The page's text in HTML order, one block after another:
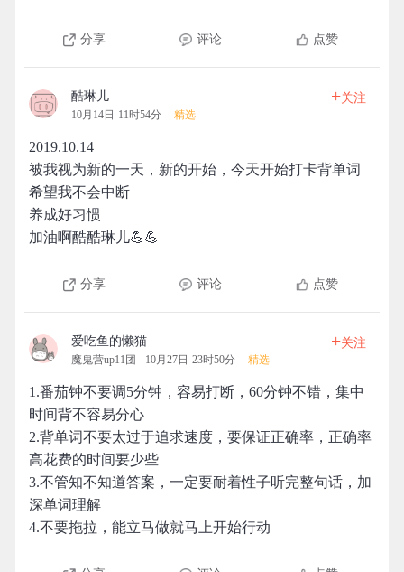
分享 评论 点赞
酷琳儿
10月14日 11时54分 精选
+关注
2019.10.14
被我视为新的一天，新的开始，今天开始打卡背单词
希望我不会中断
养成好习惯
加油啊酷酷琳儿💪💪
分享 评论 点赞
爱吃鱼的懒猫
魔鬼营up11团 10月27日 23时50分 精选
+关注
1.番茄钟不要调5分钟，容易打断，60分钟不错，集中
时间背不容易分心
2.背单词不要太过于追求速度，要保证正确率，正确率
高花费的时间要少些
3.不管知不知道答案，一定要耐着性子听完整句话，加
深单词理解
4.不要拖拉，能立马做就马上开始行动